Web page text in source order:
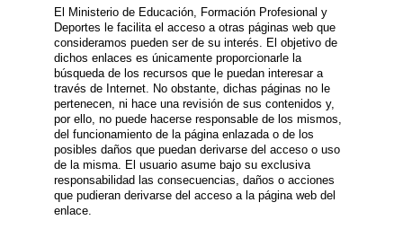
El Ministerio de Educación, Formación Profesional y
Deportes le facilita el acceso a otras páginas web que
consideramos pueden ser de su interés. El objetivo de
dichos enlaces es únicamente proporcionarle la
búsqueda de los recursos que le puedan interesar a
través de Internet. No obstante, dichas páginas no le
pertenecen, ni hace una revisión de sus contenidos y,
por ello, no puede hacerse responsable de los mismos,
del funcionamiento de la página enlazada o de los
posibles daños que puedan derivarse del acceso o uso
de la misma. El usuario asume bajo su exclusiva
responsabilidad las consecuencias, daños o acciones
que pudieran derivarse del acceso a la página web del
enlace.